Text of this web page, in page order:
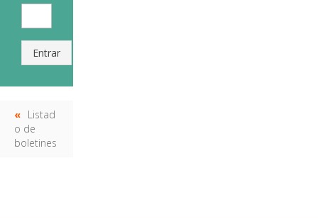
Entrar
Listad
o de
boletines